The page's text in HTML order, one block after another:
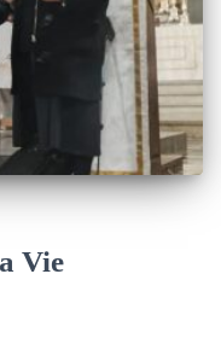
Vie